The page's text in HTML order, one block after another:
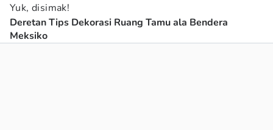
Yuk, disimak!
Deretan Tips Dekorasi Ruang Tamu ala Bendera
Meksiko